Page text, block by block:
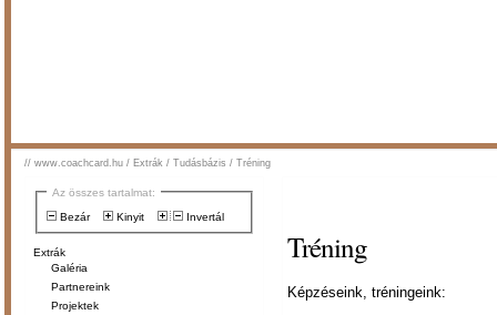
// www.coachcard.hu / Extrák / Tudásbázis / Tréning
Az összes tartalmat:
Bezár
Kinyit Invertál
Extrák
Galéria
Partnereink
Projektek
Tréning
Képzéseink, tréningeink: